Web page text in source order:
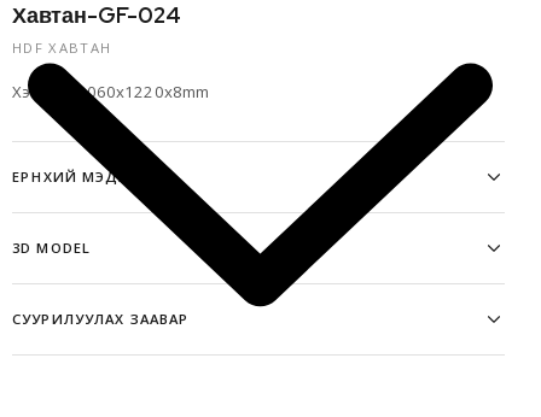
Хавтан-GF-024
HDF ХАВТАН
Хэмжээ: 3060x1220x8mm
ЕРӨНХИЙ МЭДЭЭЛЭЛ
3D MODEL
Татах
СУУРИЛУУЛАХ ЗААВАР